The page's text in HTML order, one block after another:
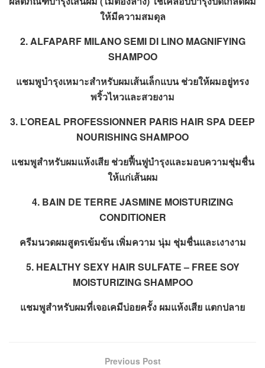
ให้มีความสมดุล
2. ALFAPARF MILANO SEMI DI LINO MAGNIFYING
SHAMPOO
แชมพูบำรุงเหมาะสำหรับผมเส้นเล็กแบน ช่วยให้ผมอยู่ทรง
พริ้วไหวและสวยงาม
3. L’OREAL PROFESSIONNER PARIS HAIR SPA DEEP
NOURISHING SHAMPOO
แชมพูสำหรับผมแห้งเสีย ช่วยฟื้นฟูบำรุงและมอบความชุ่มชื่น
ให้แก่เส้นผม
4. BAIN DE TERRE JASMINE MOISTURIZING
CONDITIONER
ครีมนวดผมสูตรเข้มข้น เพิ่มความ นุ่ม ชุ่มชื่นและเงางาม
5. HEALTHY SEXY HAIR SULFATE – FREE SOY
MOISTURIZING SHAMPOO
แชมพูสำหรับผมที่เจอเคมีบ่อยครั้ง ผมแห้งเสีย แตกปลาย
Previous Post